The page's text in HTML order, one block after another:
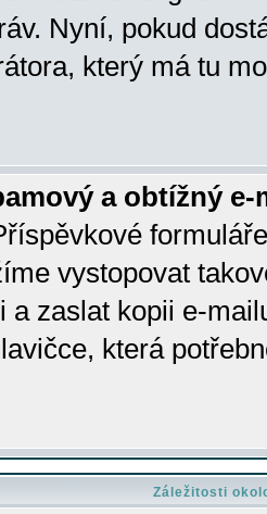
Nyní, pokud
který má tu
a obtížný
vystopovat
a zaslat kopii e-
která
Záležitosti